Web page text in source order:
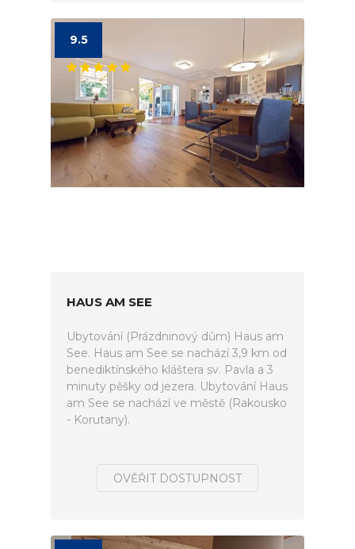
9.5
HAUS AM SEE
Ubytování (Prázdninový dům) Haus am
See. Haus am See se nachází 3,9 km od
benediktínského kláštera sv. Pavla a 3
minuty pěšky od jezera. Ubytování Haus
am See se nachází ve městě (Rakousko
- Korutany).
OVĚŘIT DOSTUPNOST